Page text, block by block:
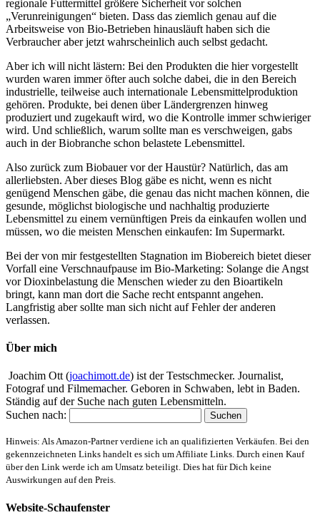
regionale Futtermittel größere Sicherheit vor solchen
„Verunreinigungen“ bieten. Dass das ziemlich genau auf die
Arbeitsweise von Bio-Betrieben hinausläuft haben sich die
Verbraucher aber jetzt wahrscheinlich auch selbst gedacht.
Aber ich will nicht lästern: Bei den Produkten die hier vorgestellt
wurden waren immer öfter auch solche dabei, die in den Bereich
industrielle, teilweise auch internationale Lebensmittelproduktion
gehören. Produkte, bei denen über Ländergrenzen hinweg
produziert und zugekauft wird, wo die Kontrolle immer schwieriger
wird. Und schließlich, warum sollte man es verschweigen, gabs
auch in der Biobranche schon belastete Lebensmittel.
Also zurück zum Biobauer vor der Haustür? Natürlich, das am
allerliebsten. Aber dieses Blog gäbe es nicht, wenn es nicht
genügend Menschen gäbe, die genau das nicht machen können, die
gesunde, möglichst biologische und nachhaltig produzierte
Lebensmittel zu einem vernünftigen Preis da einkaufen wollen und
müssen, wo die meisten Menschen einkaufen: Im Supermarkt.
Bei der von mir festgestellten Stagnation im Biobereich bietet dieser
Vorfall eine Verschnaufpause im Bio-Marketing: Solange die Angst
vor Dioxinbelastung die Menschen wieder zu den Bioartikeln
bringt, kann man dort die Sache recht entspannt angehen.
Langfristig aber sollte man sich nicht auf Fehler der anderen
verlassen.
Über mich
Joachim Ott (joachimott.de) ist der Testschmecker. Journalist,
Fotograf und Filmemacher. Geboren in Schwaben, lebt in Baden.
Ständig auf der Suche nach guten Lebensmitteln.
Suchen nach:
Hinweis: Als Amazon-Partner verdiene ich an qualifizierten Verkäufen. Bei den
gekennzeichneten Links handelt es sich um Affiliate Links. Durch einen Kauf
über den Link werde ich am Umsatz beteiligt. Dies hat für Dich keine
Auswirkungen auf den Preis.
Website-Schaufenster